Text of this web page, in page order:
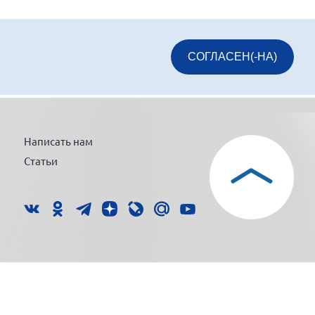
СОГЛАСЕН(-НА)
Написать нам
Статьи